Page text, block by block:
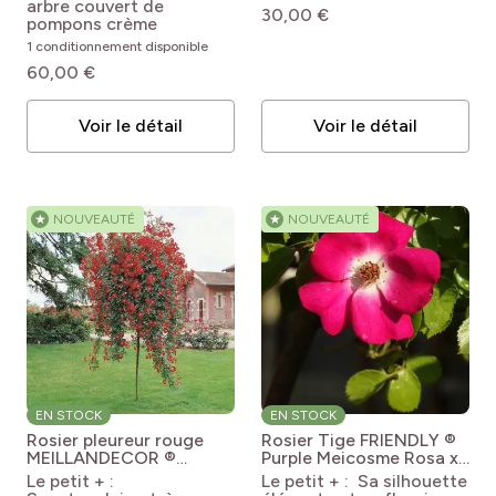
Terrasses et balcons
66 articles
Mi-ombre
Ombre
Couleur de la fleur
Couleur feuillage
Caduc (49)
Semi-persistant (15)
Parfum
Non parfumée (35)
Parfum léger
Parfumé (4)
Parfum intense (7)
Période de floraison
Avril (1)
Mai (33)
Période raisonnable de plantation
LA GRANDE MOTTE®
arbre couvert de
pompons crème
1 conditionnement disponible
60,00 €
Voir le détail
30,00 €
Voir le détail
★ NOUVEAUTÉ
EN STOCK
Rosier pleureur rouge
MEILLANDECOR ®
Meineble Rosa 'Meineble'
Le petit + :
★ NOUVEAUTÉ
EN STOCK
Rosier Tige FRIENDLY ®
Purple Meicosme Rosa x
polyantha Meicosme
Le petit + : Sa silhouette